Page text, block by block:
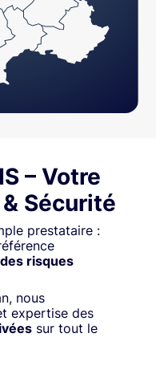
– Votre
Sécurité
prestataire :
risques
nous
expertise des
sur tout le